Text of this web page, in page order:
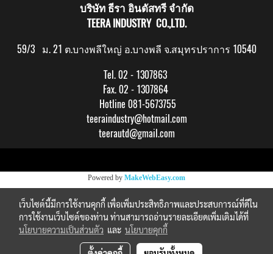
บริษัท ธีรา อินดัสทรี จำกัด
TEERA INDUSTRY CO.,LTD.
59/3 ม. 21 ต.บางพลีใหญ่ อ.บางพลี จ.สมุทรปราการ 10540
Tel. 02 - 1307863
Fax. 02 - 1307864
Hotline 081-5673755
teeraindustry@hotmail.com
teerautd@gmail.com
Powered by MakeWebEasy.com
เว็บไซต์นี้มีการใช้งานคุกกี้ เพื่อเพิ่มประสิทธิภาพและประสบการณ์ที่ดีใน
การใช้งานเว็บไซต์ของท่าน ท่านสามารถอ่านรายละเอียดเพิ่มเติมได้ที่
นโยบายความเป็นส่วนตัว และ นโยบายคุกกี้